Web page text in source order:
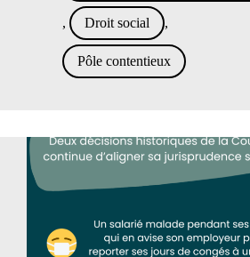
, Droit social ,
Pôle contentieux